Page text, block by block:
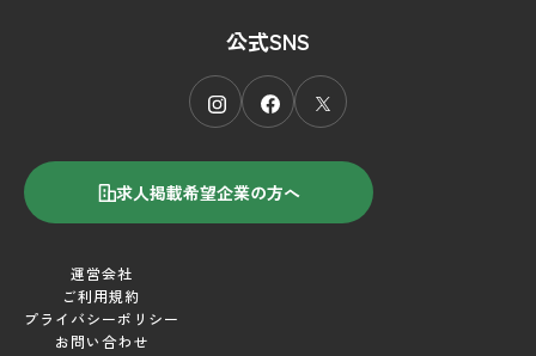
公式SNS
求人掲載希望企業の方へ
支配人
レストラン
調理人／厨房
宴会／会議
北関東
首都圏
甲信越
北陸
パート・アルバイト
その他
リゾート／観光ホテル
ビジネスホテル
キーワードから探す
残業 月30時間以内
中抜け勤務なし
運営会社
ご利用規約
プライバシーポリシー
お問い合わせ